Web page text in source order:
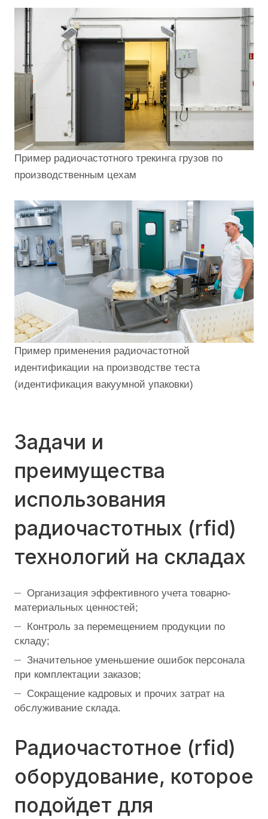
Пример радиочастотного трекинга грузов по
производственным цехам
Пример применения радиочастотной
идентификации на производстве теста
(идентификация вакуумной упаковки)
Задачи и
преимущества
использования
радиочастотных (rfid)
технологий на складах
Организация эффективного учета товарно-
материальных ценностей;
Контроль за перемещением продукции по
складу;
Значительное уменьшение ошибок персонала
при комплектации заказов;
Сокращение кадровых и прочих затрат на
обслуживание склада.
Радиочастотное (rfid)
оборудование, которое
подойдет для